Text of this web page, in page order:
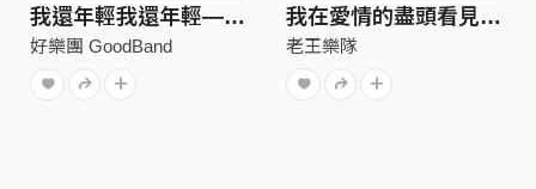
我還年輕我還年輕—老王樂隊 Cover By 好樂團 GoodBand
好樂團 GoodBand
我在愛情的盡頭看見了你和我
老王樂隊